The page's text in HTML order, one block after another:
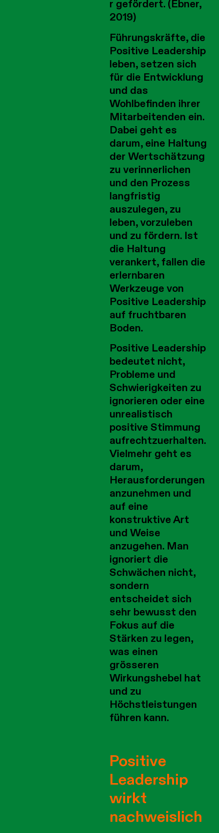
r gefördert. (Ebner,
2019)
Führungskräfte, die
Positive Leadership
leben, setzen sich
für die Entwicklung
und das
Wohlbefinden ihrer
Mitarbeitenden ein.
Dabei geht es
darum, eine Haltung
der Wertschätzung
zu verinnerlichen
und den Prozess
langfristig
auszulegen, zu
leben, vorzuleben
und zu fördern. Ist
die Haltung
verankert, fallen die
erlernbaren
Werkzeuge von
Positive Leadership
auf fruchtbaren
Boden.
Positive Leadership
bedeutet nicht,
Probleme und
Schwierigkeiten zu
ignorieren oder eine
unrealistisch
positive Stimmung
aufrechtzuerhalten.
Vielmehr geht es
darum,
Herausforderungen
anzunehmen und
auf eine
konstruktive Art
und Weise
anzugehen. Man
ignoriert die
Schwächen nicht,
sondern
entscheidet sich
sehr bewusst den
Fokus auf die
Stärken zu legen,
was einen
grösseren
Wirkungshebel hat
und zu
Höchstleistungen
führen kann.
Positive
Leadership
wirkt
nachweislich